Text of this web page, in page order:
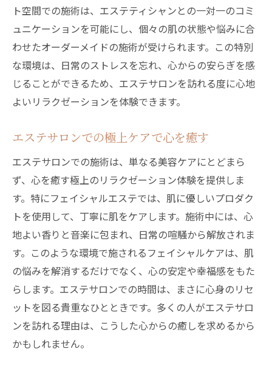
ト空間での施術は、エステティシャンとの一対一のコミ
ュニケーションを可能にし、個々の肌の状態や悩みに合
わせたオーダーメイドの施術が受けられます。この特別
な環境は、日常のストレスを忘れ、心からの安らぎを感
じることができるため、エステサロンを訪れる度に心地
よいリラクゼーションを体験できます。
エステサロンでの極上ケアで心を癒す
エステサロンでの施術は、単なる美容ケアにとどまら
ず、心を癒す極上のリラクゼーション体験を提供しま
す。特にフェイシャルエステでは、肌に優しいプロダク
トを使用して、丁寧に肌をケアします。施術中には、心
地よい香りと音楽に包まれ、日常の喧騒から解放されま
す。このような環境で施されるフェイシャルケアは、肌
の悩みを解消するだけでなく、心の安定や幸福感をもた
らします。エステサロンでの時間は、まさに心身のリセ
ットを図る貴重なひとときです。多くの人がエステサロ
ンを訪れる理由は、こうした心からの癒しを求めるから
かもしれません。